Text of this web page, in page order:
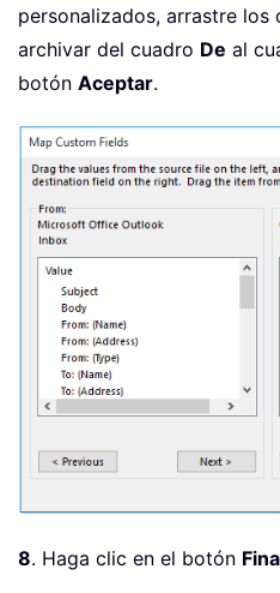
personalizados, arrastre los
archivar del cuadro De al
botón Aceptar.
8. Haga clic en el botón